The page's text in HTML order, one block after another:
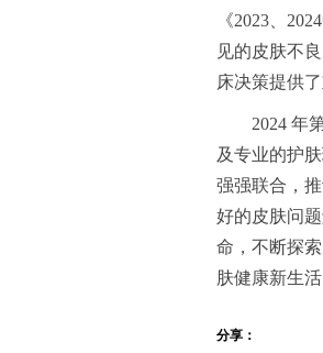
《2023、
见的皮肤不
床决策提供
2024 年
及专业的护
强强联合，
好的皮肤问
命，不断探
肤健康新生活
分享：